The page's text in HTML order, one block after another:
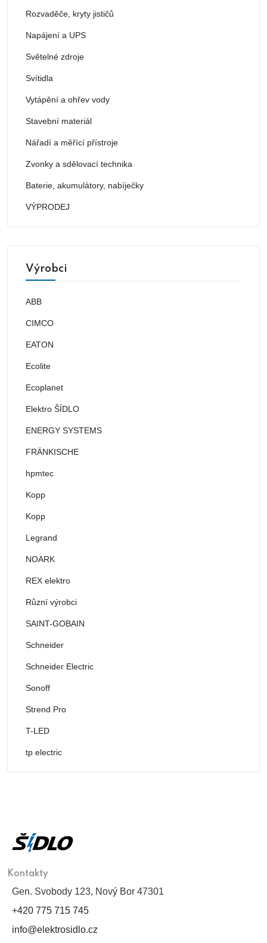
Rozvaděče, kryty jističů
Napájení a UPS
Světelné zdroje
Svítidla
Vytápění a ohřev vody
Stavební materiál
Nářadí a měřící přístroje
Zvonky a sdělovací technika
Baterie, akumulátory, nabíječky
VÝPRODEJ
Výrobci
ABB
CIMCO
EATON
Ecolite
Ecoplanet
Elektro ŠÍDLO
ENERGY SYSTEMS
FRÄNKISCHE
hpmtec
Kopp
Kopp
Legrand
NOARK
REX elektro
Různí výrobci
SAINT-GOBAIN
Schneider
Schneider Electric
Sonoff
Strend Pro
T-LED
tp electric
Kontakty
Gen. Svobody 123, Nový Bor 47301
+420 775 715 745
info@elektrosidlo.cz